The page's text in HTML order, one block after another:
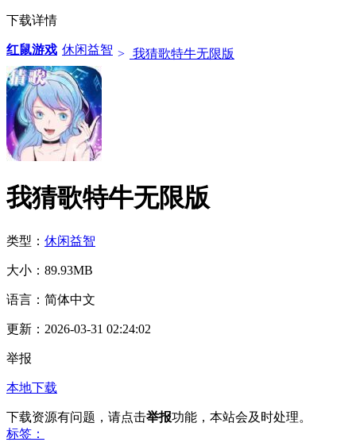
下载详情
红鼠游戏 休闲益智 > 我猜歌特牛无限版
我猜歌特牛无限版
类型： 休闲益智
大小： 89.93MB
语言： 简体中文
更新： 2026-03-31 02:24:02
举报
本地下载
下载资源有问题，请点击举报功能，本站会及时处理。
标签：